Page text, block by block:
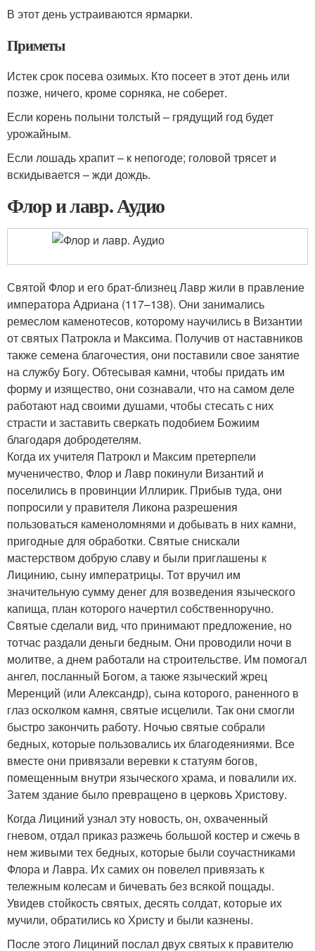
В этот день устраиваются ярмарки.
Приметы
Истек срок посева озимых. Кто посеет в этот день или
позже, ничего, кроме сорняка, не соберет.
Если корень полыни толстый – грядущий год будет
урожайным.
Если лошадь храпит – к непогоде; головой трясет и
вскидывается – жди дождь.
Флор и лавр. Аудио
Святой Флор и его брат-близнец Лавр жили в правление
императора Адриана (117–138). Они занимались
ремеслом каменотесов, которому научились в Византии
от святых Патрокла и Максима. Получив от наставников
также семена благочестия, они поставили свое занятие
на службу Богу. Обтесывая камни, чтобы придать им
форму и изящество, они сознавали, что на самом деле
работают над своими душами, чтобы стесать с них
страсти и заставить сверкать подобием Божиим
благодаря добродетелям.
Когда их учителя Патрокл и Максим претерпели
мученичество, Флор и Лавр покинули Византий и
поселились в провинции Иллирик. Прибыв туда, они
попросили у правителя Ликона разрешения
пользоваться каменоломнями и добывать в них камни,
пригодные для обработки. Святые снискали
мастерством добрую славу и были приглашены к
Лицинию, сыну императрицы. Тот вручил им
значительную сумму денег для возведения языческого
капища, план которого начертил собственноручно.
Святые сделали вид, что принимают предложение, но
тотчас раздали деньги бедным. Они проводили ночи в
молитве, а днем работали на строительстве. Им помогал
ангел, посланный Богом, а также языческий жрец
Меренций (или Александр), сына которого, раненного в
глаз осколком камня, святые исцелили. Так они смогли
быстро закончить работу. Ночью святые собрали
бедных, которые пользовались их благодеяниями. Все
вместе они привязали веревки к статуям богов,
помещенным внутри языческого храма, и повалили их.
Затем здание было превращено в церковь Христову.
Когда Лициний узнал эту новость, он, охваченный
гневом, отдал приказ разжечь большой костер и сжечь в
нем живыми тех бедных, которые были соучастниками
Флора и Лавра. Их самих он повелел привязать к
тележным колесам и бичевать без всякой пощады.
Увидев стойкость святых, десять солдат, которые их
мучили, обратились ко Христу и были казнены.
После этого Лициний послал двух святых к правителю